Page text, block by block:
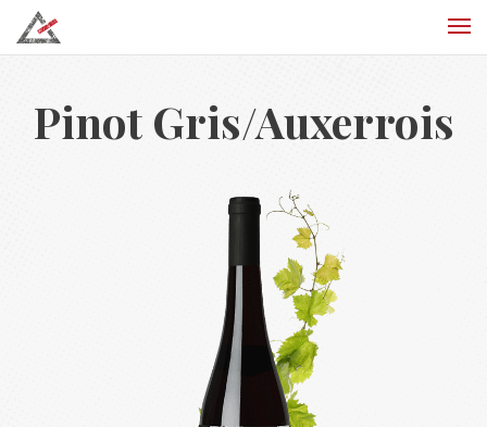
Pinot Gris/Auxerrois